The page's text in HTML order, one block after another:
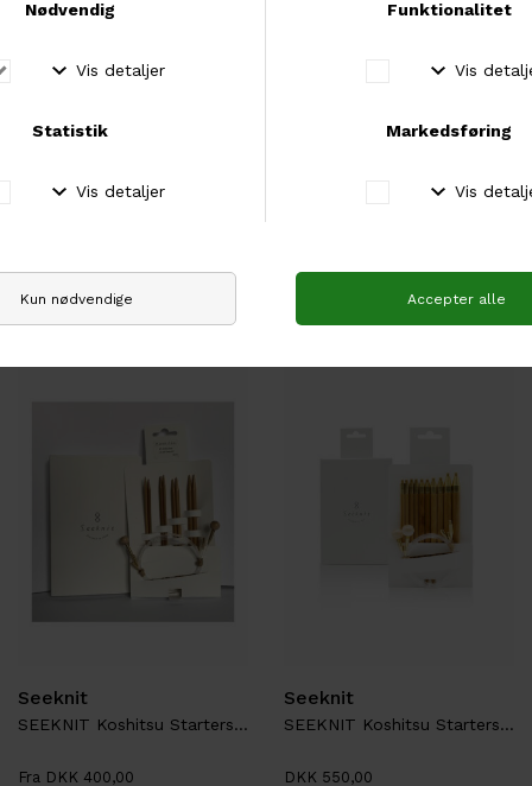
kr.
Fysisk butik
Besøg vores fysiske butik i Brabrand, Aarhus.
Andre købte også
Seeknit
SEEKNIT Koshitsu Startersæt M2, 4 sæt spidser
Fra DKK 400,00
Seeknit
SEEKNIT Koshitsu Startersæt M4
DKK 550,00